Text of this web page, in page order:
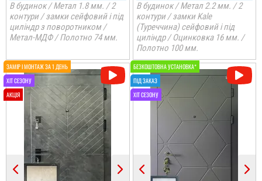
В будинок / Метал 1.8 мм. / 2
контури / замки сейфовий і під
циліндр з поворотником /
Метал-МДФ / Полотно 74 мм.
В будинок / Метал 2.2 мм. / 2
контури / замки Kale
(Туреччина) сейфовий і під
циліндр / Оцинковка 16 мм. /
Полотно 100 мм.